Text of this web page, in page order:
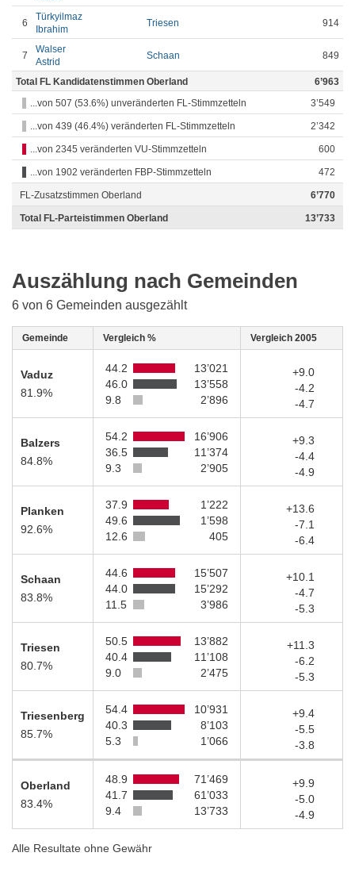
6
Türkyilmaz
Ibrahim
Triesen 914
7
Walser
Astrid
Schaan 849
Total FL Kandidatenstimmen Oberland
6’963
...von 507 (53.6%) unveränderten FL-Stimmzetteln
3’549
...von 439 (46.4%) veränderten FL-Stimmzetteln 2’342
...von 2345 veränderten VU-Stimmzetteln 600
...von 1902 veränderten FBP-Stimmzetteln 472
FL-Zusatzstimmen Oberland 6’770
Total FL-Parteistimmen Oberland 13’733
Auszählung nach Gemeinden
6 von 6 Gemeinden ausgezählt
Gemeinde Vergleich % Vergleich 2005
Vaduz
81.9%
44.2
13’021
46.0
13’558
9.8
2’896
+9.0
-4.2
-4.7
Balzers
84.8%
54.2
16’906
36.5
11’374
9.3
2’905
+9.3
-4.4
-4.9
Planken
92.6%
37.9
1’222
49.6
1’598
12.6
405
+13.6
-7.1
-6.4
Schaan
83.8%
44.6
15’507
44.0
15’292
11.5
3’986
+10.1
-4.7
-5.3
Triesen
80.7%
50.5
13’882
40.4
11’108
9.0
2’475
+11.3
-6.2
-5.3
Triesenberg
85.7%
54.4
10’931
40.3
8’103
5.3
1’066
+9.4
-5.5
-3.8
Oberland
83.4%
48.9
71’469
41.7
61’033
9.4
13’733
+9.9
-5.0
-4.9
Alle Resultate ohne Gewähr